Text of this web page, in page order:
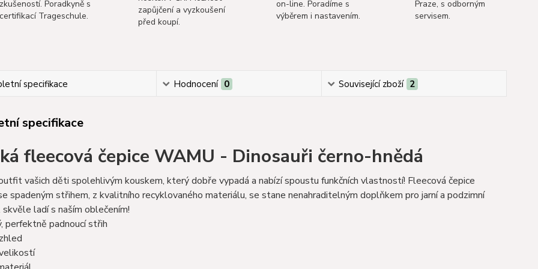
Poradkyně s
Trageschule.
zapůjčení a vyzkoušení
před koupí.
on-line. Poradíme s
výběrem i nastavením.
Praze, s odborným
servisem.
specifikace Hodnocení 0 Související zboží 2
specifikace
fleecová čepice WAMU - Dinosauři černo-hnědá
vašich děti spolehlivým kouskem, který dobře vypadá a nabízí spoustu funkčních vlastností! Fleecová čepice
spadeným střihem, z kvalitního recyklovaného materiálu, se stane nenahraditelným doplňkem pro jarní a podzimní
ladí s naším oblečením!
perfektně padnoucí střih